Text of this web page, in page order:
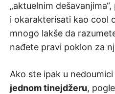
„aktuelnim
i okarakterisati kao cool
mnogo lakše da
nađete pravi poklon za
Ako ste ipak u nedoumici
jednom tinejdžeru,